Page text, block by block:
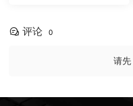
评论 0
请先